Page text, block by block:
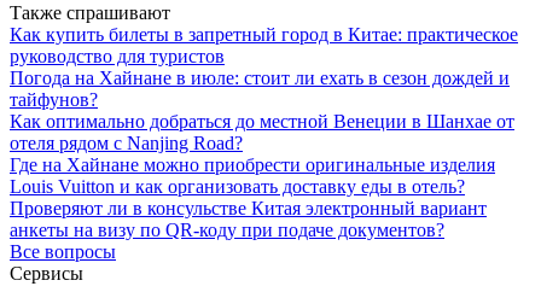
Также спрашивают
Как купить билеты в запретный город в Китае: практическое
руководство для туристов
Погода на Хайнане в июле: стоит ли ехать в сезон дождей и
тайфунов?
Как оптимально добраться до местной Венеции в Шанхае от
отеля рядом с Nanjing Road?
Где на Хайнане можно приобрести оригинальные изделия
Louis Vuitton и как организовать доставку еды в отель?
Проверяют ли в консульстве Китая электронный вариант
анкеты на визу по QR-коду при подаче документов?
Все вопросы
Сервисы